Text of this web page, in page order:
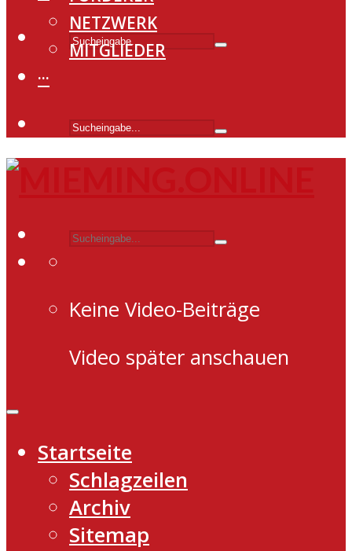
NETZWERK
MITGLIEDER
···
Keine Video-Beiträge
Video später anschauen
Startseite
Schlagzeilen
Archiv
Sitemap